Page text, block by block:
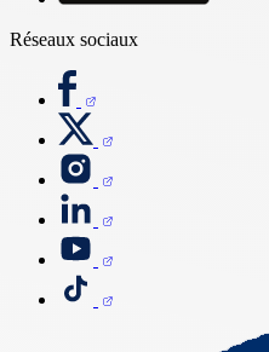
Réseaux sociaux